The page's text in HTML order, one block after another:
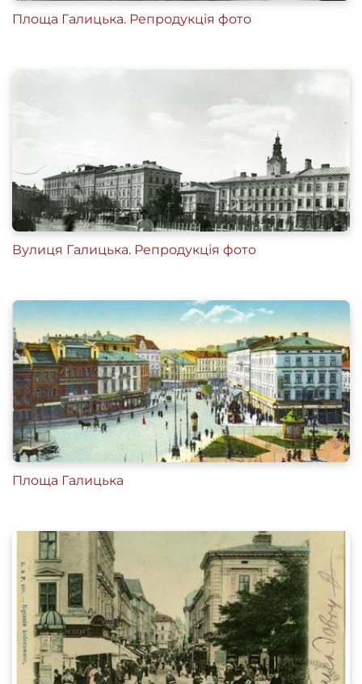
Площа Галицька. Репродукція фото
Вулиця Галицька. Репродукція фото
Площа Галицька